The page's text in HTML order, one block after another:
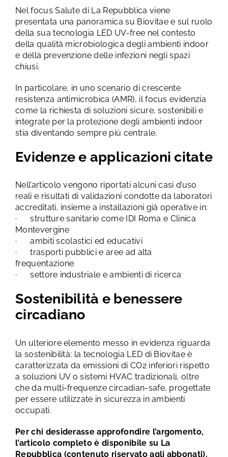
Nel focus Salute di La Repubblica viene
presentata una panoramica su Biovitae e sul ruolo
della sua tecnologia LED UV-free nel contesto
della qualità microbiologica degli ambienti indoor
e della prevenzione delle infezioni negli spazi
chiusi.
In particolare, in uno scenario di crescente
resistenza antimicrobica (AMR), il focus evidenzia
come la richiesta di soluzioni sicure, sostenibili e
integrate per la protezione degli ambienti indoor
stia diventando sempre più centrale.
Evidenze e applicazioni citate
Nell’articolo vengono riportati alcuni casi d’uso
reali e risultati di validazioni condotte da laboratori
accreditati, insieme a installazioni già operative in:
· strutture sanitarie come IDI Roma e Clinica
Montevergine
· ambiti scolastici ed educativi
· trasporti pubblici e aree ad alta
frequentazione
· settore industriale e ambienti di ricerca
Sostenibilità e benessere
circadiano
Un ulteriore elemento messo in evidenza riguarda
la sostenibilità: la tecnologia LED di Biovitae è
caratterizzata da emissioni di CO2 inferiori rispetto
a soluzioni UV o sistemi HVAC tradizionali, oltre
che da multi-frequenze circadian-safe, progettate
per essere utilizzate in sicurezza in ambienti
occupati.
Per chi desiderasse approfondire l’argomento,
l’articolo completo è disponibile su La
Repubblica (contenuto riservato agli abbonati).